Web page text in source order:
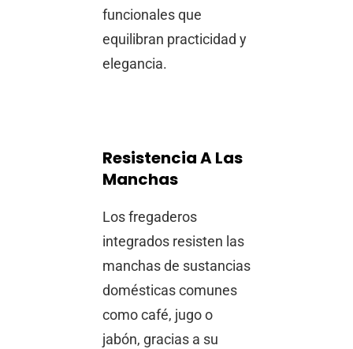
funcionales que
equilibran practicidad y
elegancia.
Resistencia A Las
Manchas
Los fregaderos
integrados resisten las
manchas de sustancias
domésticas comunes
como café, jugo o
jabón, gracias a su